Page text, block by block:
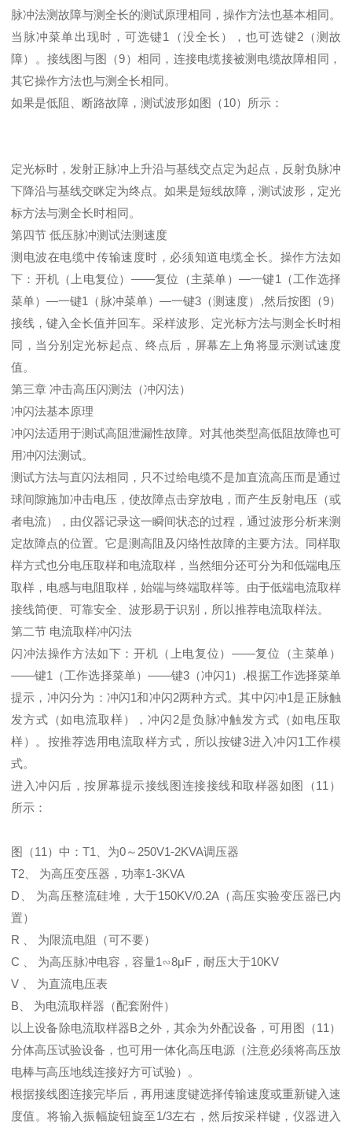
脉冲法测故障与测全长的测试原理相同，操作方法也基本相同。
当脉冲菜单出现时，可选键1（没全长），也可选键2（测故
障）。接线图与图（9）相同，连接电缆接被测电缆故障相同，
其它操作方法也与测全长相同。
如果是低阻、断路故障，测试波形如图（10）所示：
定光标时，发射正脉冲上升沿与基线交点定为起点，反射负脉冲
下降沿与基线交眯定为终点。如果是短线故障，测试波形，定光
标方法与测全长时相同。
第四节 低压脉冲测试法测速度
测电波在电缆中传输速度时，必须知道电缆全长。操作方法如
下：开机（上电复位）——复位（主菜单）—一键1（工作选择
菜单）—一键1（脉冲菜单）—一键3（测速度）,然后按图（9）
接线，键入全长值并回车。采样波形、定光标方法与测全长时相
同，当分别定光标起点、终点后，屏幕左上角将显示测试速度
值。
第三章 冲击高压闪测法（冲闪法）
冲闪法基本原理
冲闪法适用于测试高阻泄漏性故障。对其他类型高低阻故障也可
用冲闪法测试。
测试方法与直闪法相同，只不过给电缆不是加直流高压而是通过
球间隙施加冲击电压，使故障点击穿放电，而产生反射电压（或
者电流），由仪器记录这一瞬间状态的过程，通过波形分析来测
定故障点的位置。它是测高阻及闪络性故障的主要方法。同样取
样方式也分电压取样和电流取样，当然细分还可分为和低端电压
取样，电感与电阻取样，始端与终端取样等。由于低端电流取样
接线简便、可靠安全、波形易于识别，所以推荐电流取样法。
第二节 电流取样冲闪法
闪冲法操作方法如下：开机（上电复位）——复位（主菜单）
——键1（工作选择菜单）——键3（冲闪1）.根据工作选择菜单
提示，冲闪分为：冲闪1和冲闪2两种方式。其中闪冲1是正脉触
发方式（如电流取样），冲闪2是负脉冲触发方式（如电压取
样）。按推荐选用电流取样方式，所以按键3进入冲闪1工作模
式。
进入冲闪后，按屏幕提示接线图连接接线和取样器如图（11）
所示：
图（11）中：T1、为0～250V1-2KVA调压器
T2、 为高压变压器，功率1-3KVA
D、 为高压整流硅堆，大于150KV/0.2A（高压实验变压器已内
置）
R 、 为限流电阻（可不要）
C 、 为高压脉冲电容，容量1∽8μF，耐压大于10KV
V 、 为直流电压表
B、 为电流取样器（配套附件）
以上设备除电流取样器B之外，其余为外配设备，可用图（11）
分体高压试验设备，也可用一体化高压电源（注意必须将高压放
电棒与高压地线连接好方可试验）。
根据接线图连接完毕后，再用速度键选择传输速度或重新键入速
度值。将输入振幅旋钮旋至1/3左右，然后按采样键，仪器进入